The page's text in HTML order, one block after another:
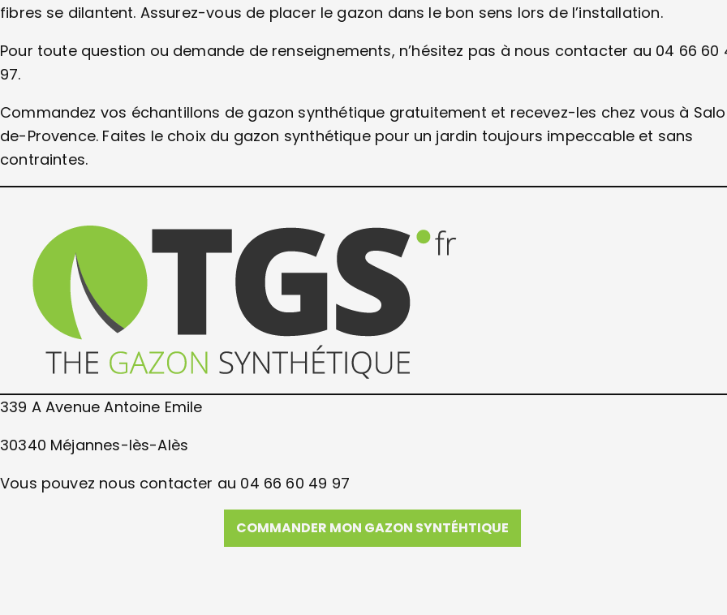
fibres se dilantent. Assurez-vous de placer le gazon dans le bon sens lors de l’installation.
Pour toute question ou demande de renseignements, n’hésitez pas à nous contacter au 04 66 60
97.
Commandez vos échantillons de gazon synthétique gratuitement et recevez-les chez vous à
de-Provence. Faites le choix du gazon synthétique pour un jardin toujours impeccable et sans
contraintes.
339 A Avenue Antoine Emile
30340 Méjannes-lès-Alès
Vous pouvez nous contacter au 04 66 60 49 97
COMMANDER MON GAZON SYNTÉHTIQUE